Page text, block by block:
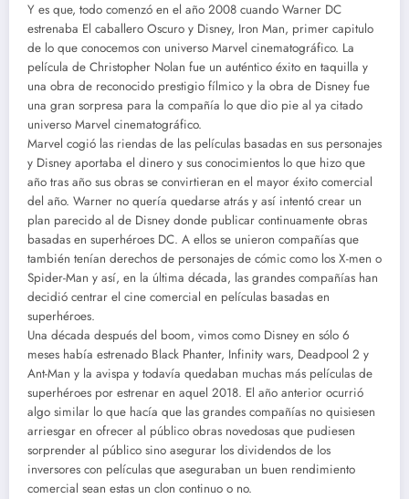
Y es que, todo comenzó en el año 2008 cuando Warner DC
estrenaba El caballero Oscuro y Disney, Iron Man, primer capitulo
de lo que conocemos con universo Marvel cinematográfico. La
película de Christopher Nolan fue un auténtico éxito en taquilla y
una obra de reconocido prestigio fílmico y la obra de Disney fue
una gran sorpresa para la compañía lo que dio pie al ya citado
universo Marvel cinematográfico.
Marvel cogió las riendas de las películas basadas en sus personajes
y Disney aportaba el dinero y sus conocimientos lo que hizo que
año tras año sus obras se convirtieran en el mayor éxito comercial
del año. Warner no quería quedarse atrás y así intentó crear un
plan parecido al de Disney donde publicar continuamente obras
basadas en superhéroes DC. A ellos se unieron compañías que
también tenían derechos de personajes de cómic como los X-men o
Spider-Man y así, en la última década, las grandes compañías han
decidió centrar el cine comercial en películas basadas en
superhéroes.
Una década después del boom, vimos como Disney en sólo 6
meses había estrenado Black Phanter, Infinity wars, Deadpool 2 y
Ant-Man y la avispa y todavía quedaban muchas más películas de
superhéroes por estrenar en aquel 2018. El año anterior ocurrió
algo similar lo que hacía que las grandes compañías no quisiesen
arriesgar en ofrecer al público obras novedosas que pudiesen
sorprender al público sino asegurar los dividendos de los
inversores con películas que aseguraban un buen rendimiento
comercial sean estas un clon continuo o no.